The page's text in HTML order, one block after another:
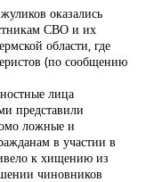
оказались
СВО и их
области, где
(по сообщению
лица
представили
ложные и
в участии в
к хищению из
чиновников